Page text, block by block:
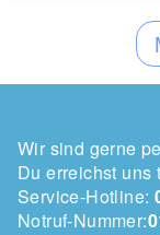
Wir sind gerne
Du erreichst uns
Service-Hotline:
Notruf-Nummer: